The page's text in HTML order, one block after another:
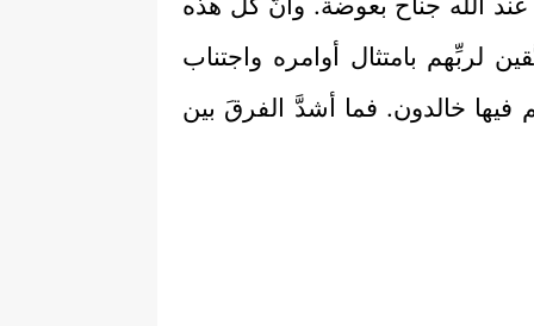
لربِّهم بامتثال أوامره واجتناب
فيها خالدون. فما أشدَّ الفرقَ بين